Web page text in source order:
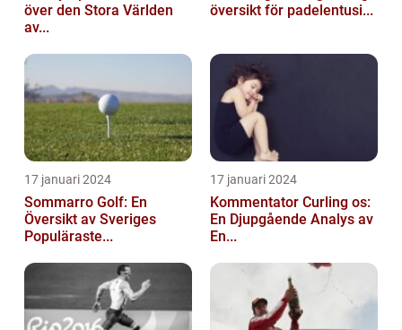
över den Stora Världen
av...
översikt för padelentusi...
17 januari 2024
Sommarro Golf: En
Översikt av Sveriges
Populäraste...
17 januari 2024
Kommentator Curling os:
En Djupgående Analys av
En...